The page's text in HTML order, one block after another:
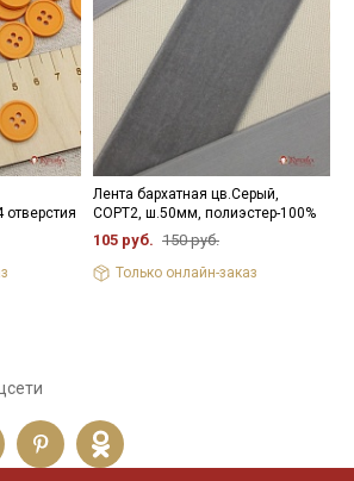
Лента бархатная цв.Серый,
СОРТ2, ш.50мм, полиэстер-100%
105 руб. 150 руб.
Только онлайн-заказ